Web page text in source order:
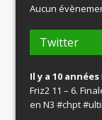
Aucun
Twitter
Il y a 10 années
Friz2 11 – 6.
en N3#chpt